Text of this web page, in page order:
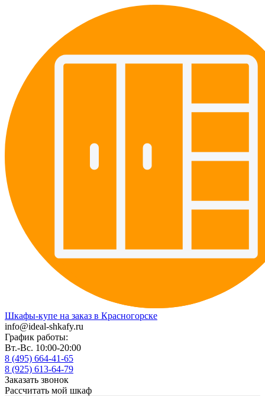
Шкафы-купе на заказ в Красногорске
info@ideal-shkafy.ru
График работы:
Вт.-Вс. 10:00-20:00
8 (495) 664-41-65
8 (925) 613-64-79
Заказать звонок
Рассчитать мой шкаф